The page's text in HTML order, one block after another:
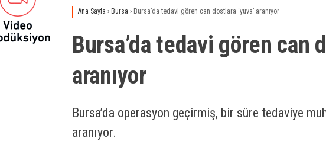
Ana Sayfa › Bursa › Bursa’da tedavi gören can dostlara ‘yuva’ aranıyor
Bursa’da tedavi gören can
aranıyor
Bursa’da operasyon geçirmiş, bir süre tedaviye
aranıyor.